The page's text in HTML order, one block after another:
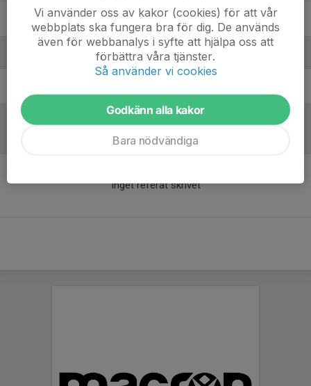
Victor B.
Inget referat skrivet
Vi använder oss av kakor (cookies) för att vår
webbplats ska fungera bra för dig. De används
även för webbanalys i syfte att hjälpa oss att
förbättra våra tjänster.
Så använder vi cookies
Godkänn alla kakor
Bara nödvändiga